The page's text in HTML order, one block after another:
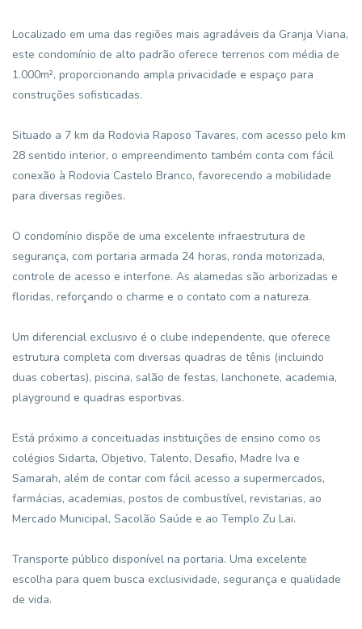
Localizado em uma das regiões mais agradáveis da Granja Viana,
este condomínio de alto padrão oferece terrenos com média de
1.000m², proporcionando ampla privacidade e espaço para
construções sofisticadas.
Situado a 7 km da Rodovia Raposo Tavares, com acesso pelo km
28 sentido interior, o empreendimento também conta com fácil
conexão à Rodovia Castelo Branco, favorecendo a mobilidade
para diversas regiões.
O condomínio dispõe de uma excelente infraestrutura de
segurança, com portaria armada 24 horas, ronda motorizada,
controle de acesso e interfone. As alamedas são arborizadas e
floridas, reforçando o charme e o contato com a natureza.
Um diferencial exclusivo é o clube independente, que oferece
estrutura completa com diversas quadras de tênis (incluindo
duas cobertas), piscina, salão de festas, lanchonete, academia,
playground e quadras esportivas.
Está próximo a conceituadas instituições de ensino como os
colégios Sidarta, Objetivo, Talento, Desafio, Madre Iva e
Samarah, além de contar com fácil acesso a supermercados,
farmácias, academias, postos de combustível, revistarias, ao
Mercado Municipal, Sacolão Saúde e ao Templo Zu Lai.
Transporte público disponível na portaria. Uma excelente
escolha para quem busca exclusividade, segurança e qualidade
de vida.